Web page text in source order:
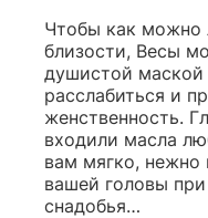
Чтобы как можно
близости, Весы
душистой
расслабиться и
женственность.
входили масла
вам мягко, нежно
вашей головы
снадобья…